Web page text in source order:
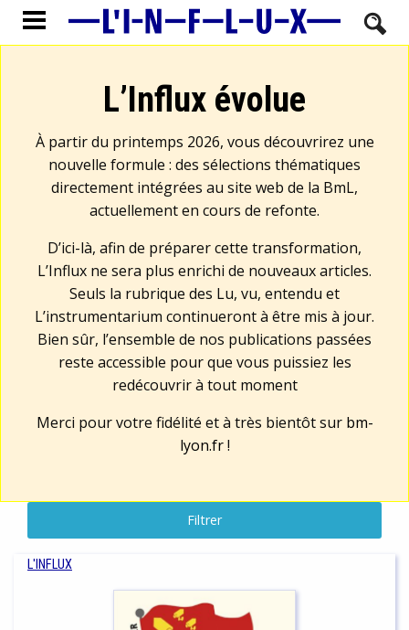
L’Influx évolue
À partir du printemps 2026, vous découvrirez une
nouvelle formule : des sélections thématiques
directement intégrées au site web de la BmL,
actuellement en cours de refonte.
D’ici-là, afin de préparer cette transformation,
L’Influx ne sera plus enrichi de nouveaux articles.
Seuls la rubrique des Lu, vu, entendu et
L’instrumentarium continueront à être mis à jour.
Bien sûr, l’ensemble de nos publications passées
reste accessible pour que vous puissiez les
redécouvrir à tout moment
Merci pour votre fidélité et à très bientôt sur bm-
lyon.fr!
Filtrer
L'INFLUX